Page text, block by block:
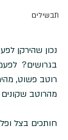
תבשילים
נכון שהירקן
בגרושים?
רוטב פשוט,
מהרוטב שקונים
חותכים בצל